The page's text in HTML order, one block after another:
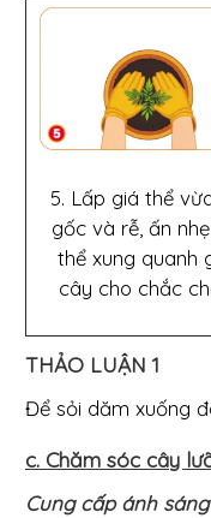
5. Lấp giá thể
gốc và rễ, ấn
thể xung quanh
cây cho chắc
THẢO LUẬN 1
Để sỏi dăm xuống
c. Chăm sóc cây
Cung cấp ánh sáng